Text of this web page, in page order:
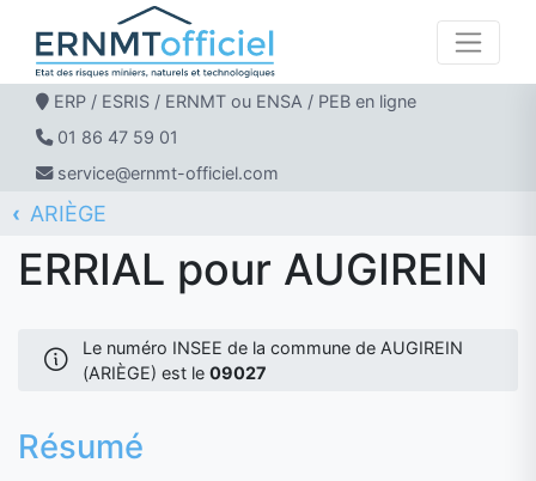
ERP / ESRIS / ERNMT ou ENSA / PEB en ligne
01 86 47 59 01
service@ernmt-officiel.com
ERNMT Officiel
ERRIAL
ARIÈGE
AUGIREIN
ERRIAL pour AUGIREIN
Le numéro INSEE de la commune de AUGIREIN
(ARIÈGE) est le 09027
Résumé